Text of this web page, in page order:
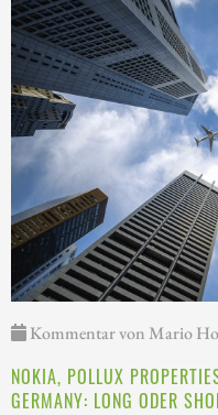
Kommentar von Mario
NOKIA, POLLUX
GERMANY: LONG ODER